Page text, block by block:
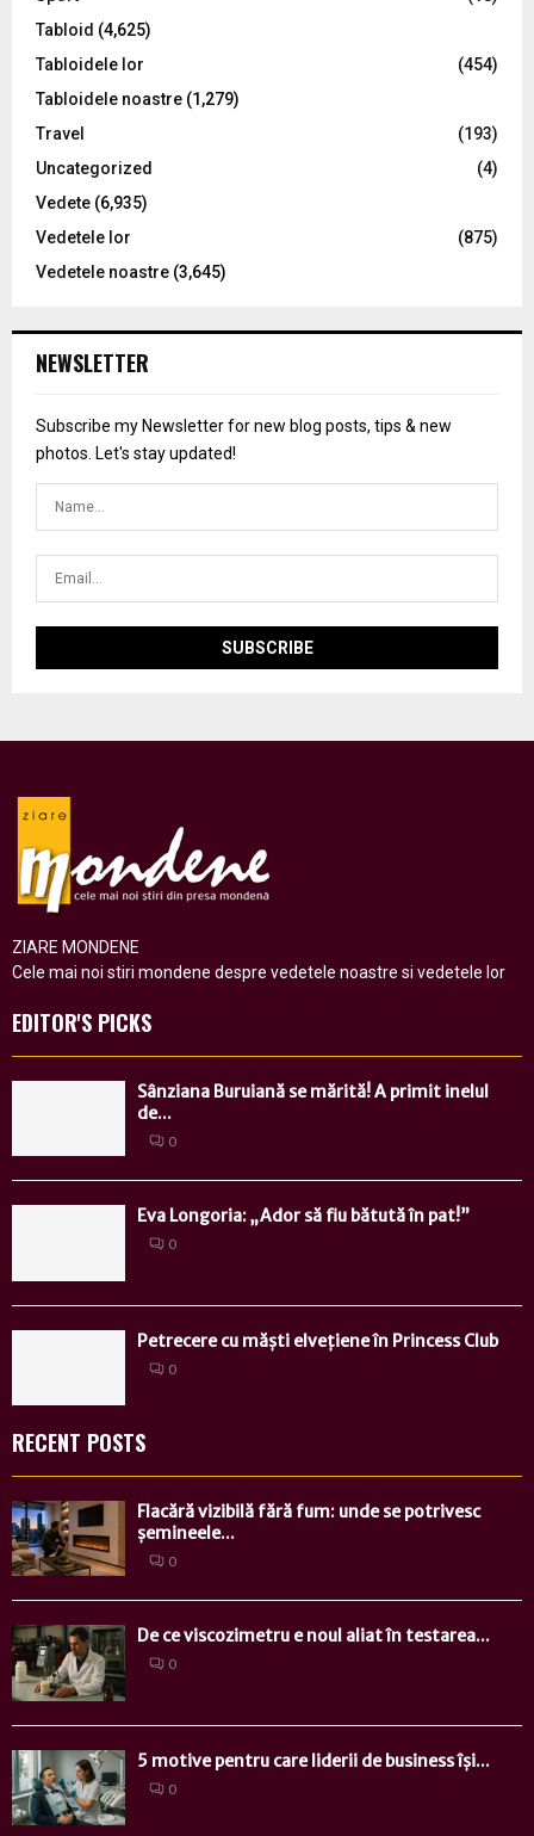
Tabloid (4,625)
Tabloidele lor
(454)
Tabloidele noastre (1,279)
Travel
(193)
Uncategorized
(4)
Vedete (6,935)
Vedetele lor
(875)
Vedetele noastre (3,645)
NEWSLETTER
Subscribe my Newsletter for new blog posts, tips & new
photos. Let's stay updated!
ZIARE MONDENE
Cele mai noi stiri mondene despre vedetele noastre si vedetele lor
EDITOR'S PICKS
Sânziana Buruiană se mărită! A primit inelul
de...
0
Eva Longoria: „Ador să fiu bătută în pat!”
0
Petrecere cu măști elvețiene în Princess Club
0
RECENT POSTS
Flacără vizibilă fără fum: unde se potrivesc
șemineele...
0
De ce viscozimetru e noul aliat în testarea...
0
5 motive pentru care liderii de business își...
0